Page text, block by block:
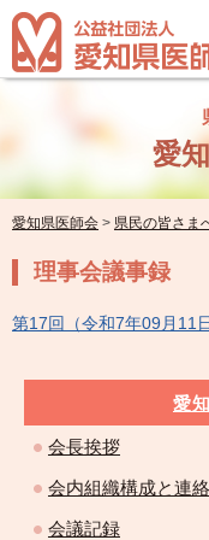
愛
愛知県医師会 > 県民の皆さま
理事会議事録
第17回（令和7年09月11日
愛
会長挨拶
会内組織構成と連
会議記録